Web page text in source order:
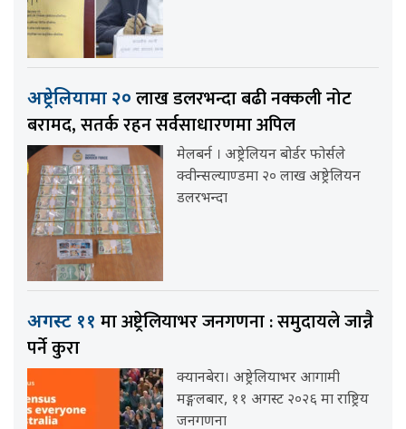
अष्ट्रेलियामा २० लाख डलरभन्दा बढी नक्कली नोट
बरामद, सतर्क रहन सर्वसाधारणमा अपिल
मेलबर्न । अष्ट्रेलियन बोर्डर फोर्सले
क्वीन्सल्याण्डमा २० लाख अष्ट्रेलियन
डलरभन्दा
अगस्ट ११ मा अष्ट्रेलियाभर जनगणना : समुदायले जान्नै
पर्ने कुरा
क्यानबेरा। अष्ट्रेलियाभर आगामी
मङ्गलबार, ११ अगस्ट २०२६ मा राष्ट्रिय
जनगणना